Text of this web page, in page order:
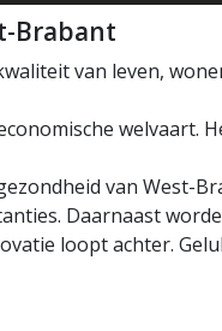
Brabant
van leven,
welvaart.
van West-
Daarnaast
loopt achter.